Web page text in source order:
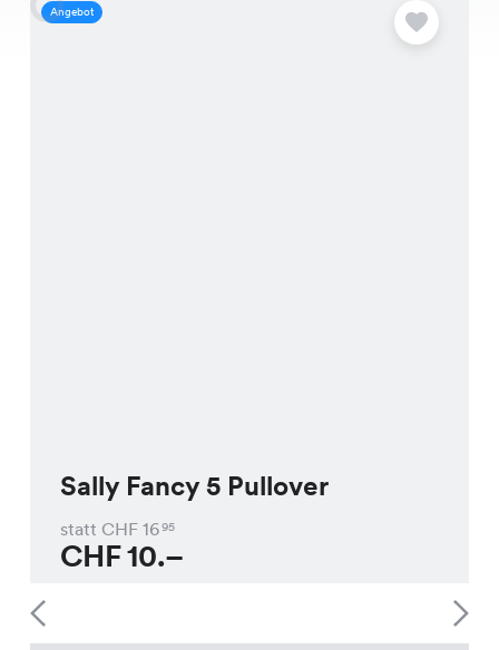
Angebot
Sally Fancy 5 Pullover
statt CHF 1695
CHF10.–